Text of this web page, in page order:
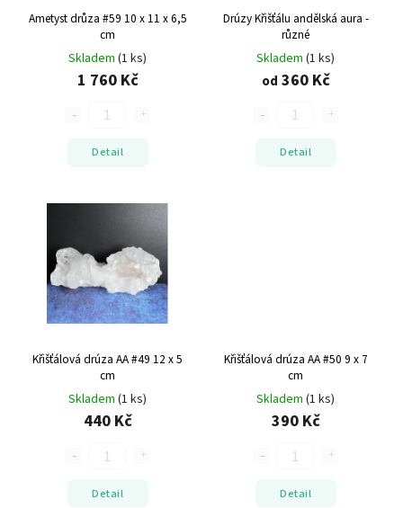
Ametyst drůza #59 10 x 11 x 6,5
cm
Skladem (1 ks)
1 760 Kč
Detail
Drúzy Křišťálu andělská aura -
různé
Skladem (1 ks)
od 360 Kč
Detail
Křišťálová drúza AA #49 12 x 5
cm
Skladem (1 ks)
440 Kč
Detail
Křišťálová drúza AA #50 9 x 7
cm
Skladem (1 ks)
390 Kč
Detail